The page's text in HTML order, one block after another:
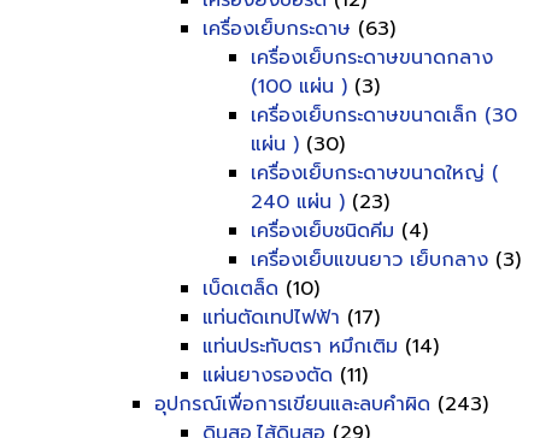
เครื่องเย็บกระดาษ (63)
เครื่องเย็บกระดาษขนาดกลาง
(100 แผ่น ) (3)
เครื่องเย็บกระดาษขนาดเล็ก (30
แผ่น ) (30)
เครื่องเย็บกระดาษขนาดใหญ่ (
240 แผ่น ) (23)
เครื่องเย็บชนิดคีม (4)
เครื่องเย็บแขนยาว เย็บกลาง (3)
เบ็ดเตล็ด (10)
แท่นตัดเทปไฟฟ้า (17)
แท่นประทับตรา หมึกเติม (14)
แผ่นยางรองตัด (11)
อุปกรณ์เพื่อการเขียนและลบคำผิด (243)